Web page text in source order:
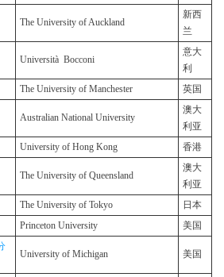
The University of Auckland
新西
兰
Università Bocconi
意大
利
The University of Manchester 英国
Australian National University
澳大
利亚
University of Hong Kong 香港
The University of Queensland
澳大
利亚
The University of Tokyo
日本
Princeton University 美国
University of Michigan 美国